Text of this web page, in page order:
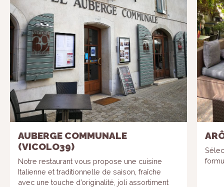
AUBERGE COMMUNALE
(VICOLO39)
Notre restaurant vous propose une cuisine
Italienne et traditionnelle de saison, fraîche
avec une touche d’originalité, joli assortiment